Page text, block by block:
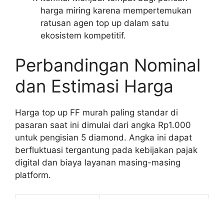
harga miring karena mempertemukan
ratusan agen top up dalam satu
ekosistem kompetitif.
Perbandingan Nominal
dan Estimasi Harga
Harga top up FF murah paling standar di
pasaran saat ini dimulai dari angka Rp1.000
untuk pengisian 5 diamond. Angka ini dapat
berfluktuasi tergantung pada kebijakan pajak
digital dan biaya layanan masing-masing
platform.